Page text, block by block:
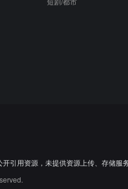
引用资源，未提供资源上传、存储服务